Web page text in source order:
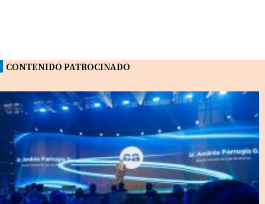
CONTENIDO PATROCINADO